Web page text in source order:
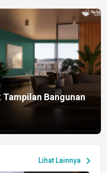
Bangunan
Lihat Lainnya chevron_right